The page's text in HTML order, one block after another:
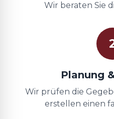
Wir beraten Sie
Planung
Wir prüfen die
erstellen einen